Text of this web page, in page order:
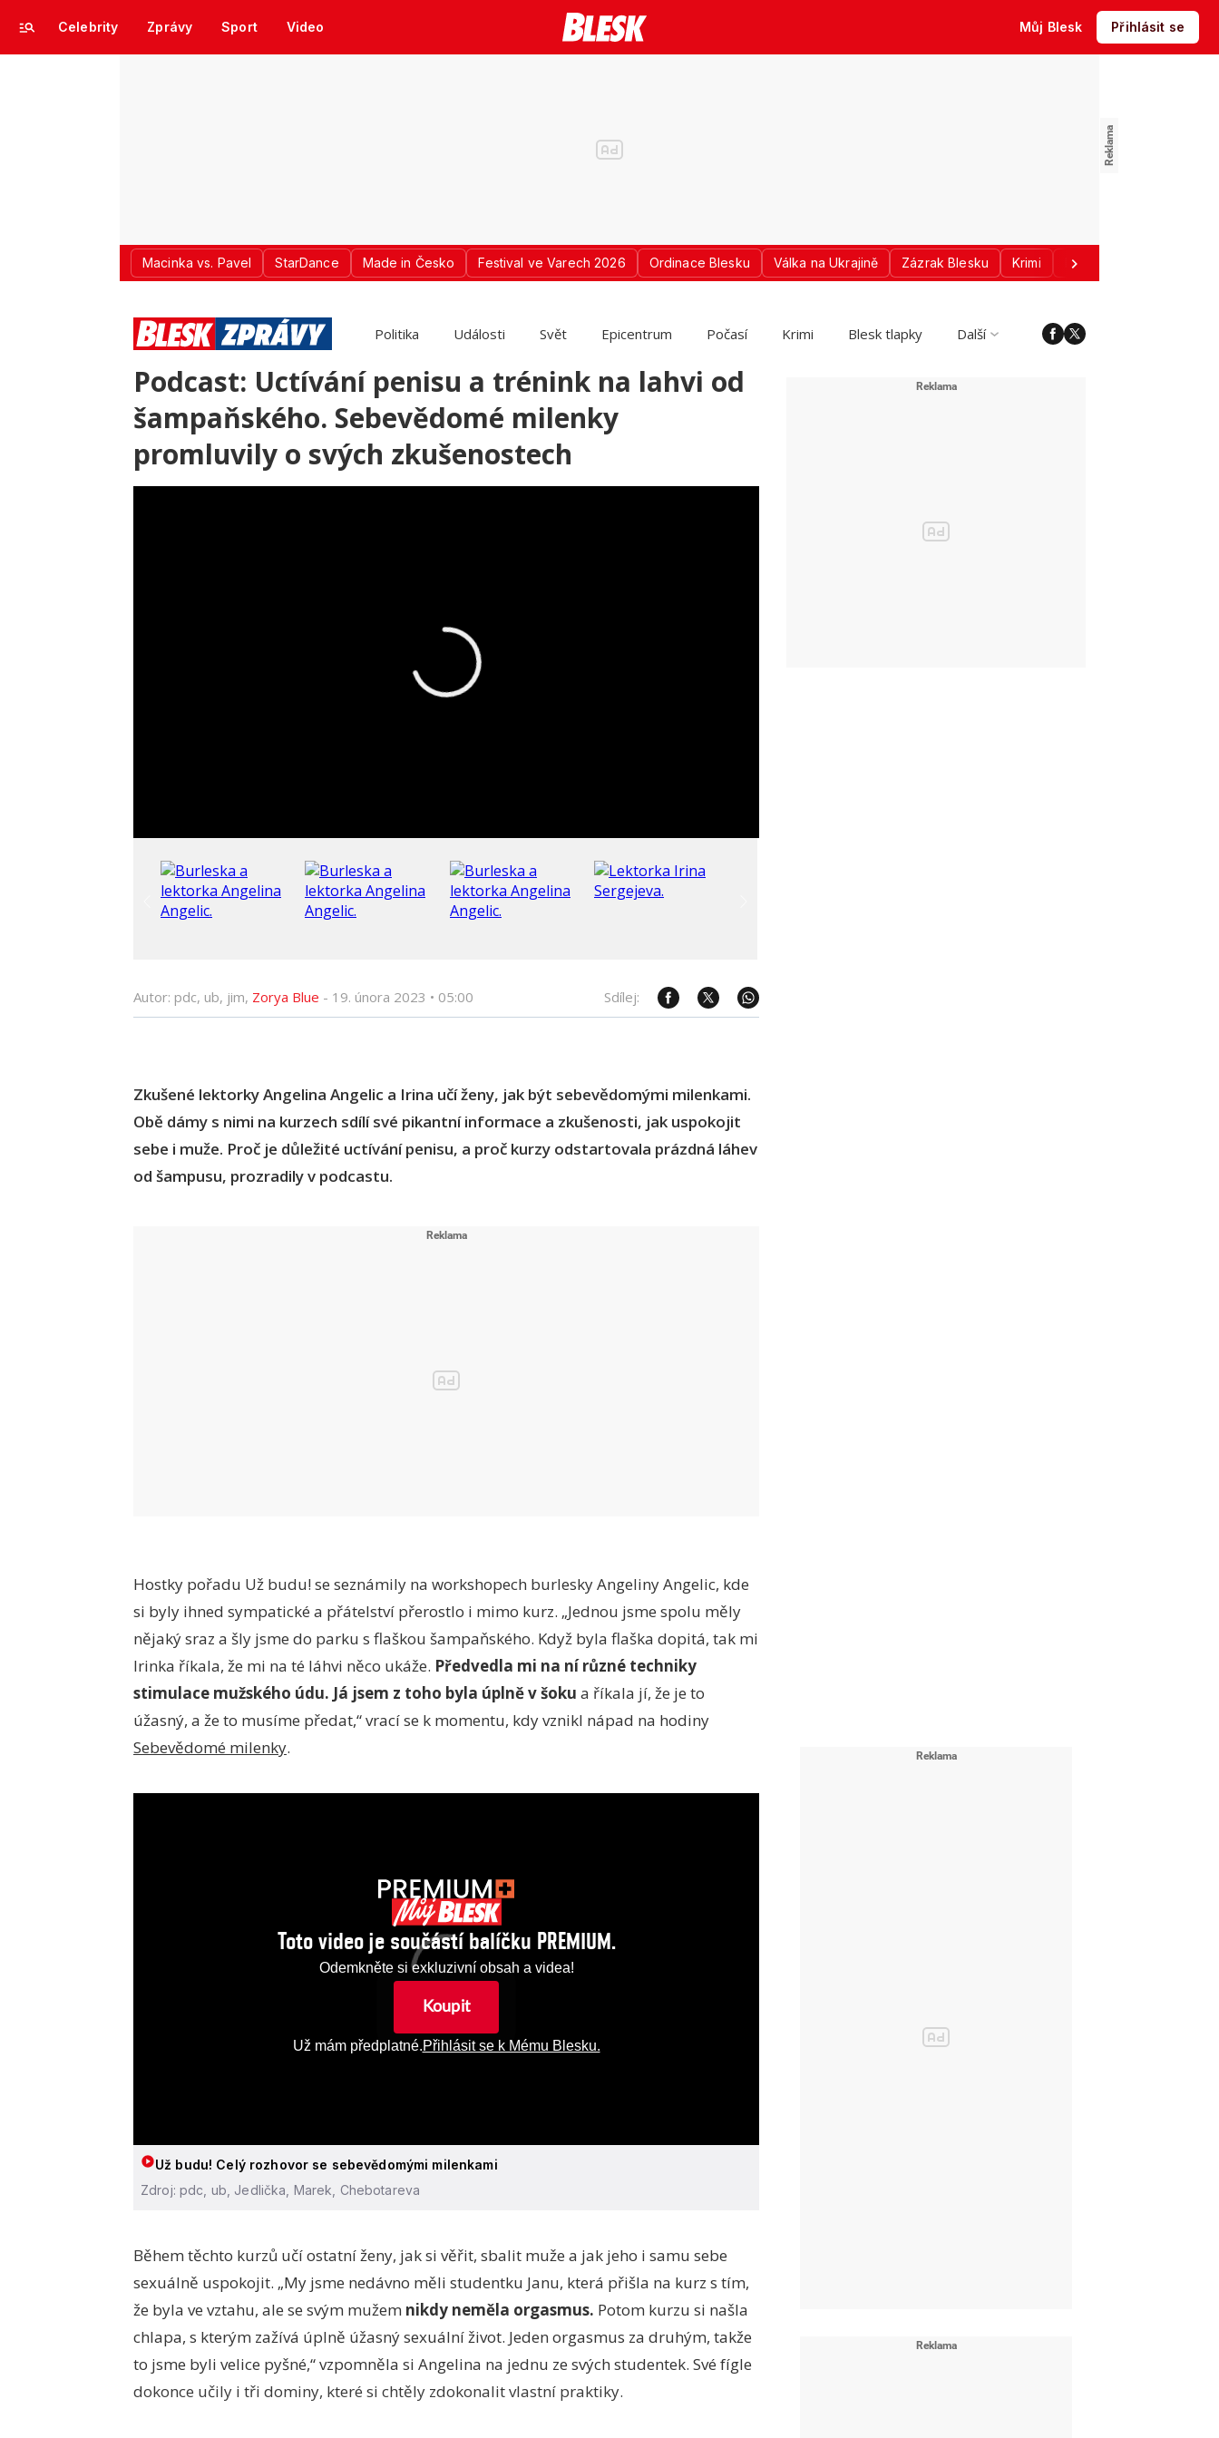
Celebrity Zprávy Sport Video Můj Blesk Přihlásit se
Macinka vs. Pavel StarDance Made in Česko Festival ve Varech 2026 Ordinace Blesku Válka na Ukrajině Zázrak Blesku Krimi Donald Trump
Politika Události Svět Epicentrum Počasí Krimi Blesk tlapky Další
Podcast: Uctívání penisu a trénink na lahvi od
šampaňského. Sebevědomé milenky
promluvily o svých zkušenostech
Autor: pdc, ub, jim, Zorya Blue - 19. února 2023 • 05:00 Sdílej:
Zkušené lektorky Angelina Angelic a Irina učí ženy, jak být sebevědomými milenkami.
Obě dámy s nimi na kurzech sdílí své pikantní informace a zkušenosti, jak uspokojit
sebe i muže. Proč je důležité uctívání penisu, a proč kurzy odstartovala prázdná láhev
od šampusu, prozradily v podcastu.
Hostky pořadu Už budu! se seznámily na workshopech burlesky Angeliny Angelic, kde
si byly ihned sympatické a přátelství přerostlo i mimo kurz. „Jednou jsme spolu měly
nějaký sraz a šly jsme do parku s flaškou šampaňského. Když byla flaška dopitá, tak mi
Irinka říkala, že mi na té láhvi něco ukáže. Předvedla mi na ní různé techniky
stimulace mužského údu. Já jsem z toho byla úplně v šoku a říkala jí, že je to
úžasný, a že to musíme předat,“ vrací se k momentu, kdy vznikl nápad na hodiny
Sebevědomé milenky.
Toto video je součástí balíčku PREMIUM.
Odemkněte si exkluzivní obsah a videa!
Koupit
Už mám předplatné.Přihlásit se k Mému Blesku.
Už budu! Celý rozhovor se sebevědomými milenkami
Zdroj: pdc, ub, Jedlička, Marek, Chebotareva
Během těchto kurzů učí ostatní ženy, jak si věřit, sbalit muže a jak jeho i samu sebe
sexuálně uspokojit. „My jsme nedávno měli studentku Janu, která přišla na kurz s tím,
že byla ve vztahu, ale se svým mužem nikdy neměla orgasmus. Potom kurzu si našla
chlapa, s kterým zažívá úplně úžasný sexuální život. Jeden orgasmus za druhým, takže
to jsme byli velice pyšné,“ vzpomněla si Angelina na jednu ze svých studentek. Své fígle
dokonce učily i tři dominy, které si chtěly zdokonalit vlastní praktiky.